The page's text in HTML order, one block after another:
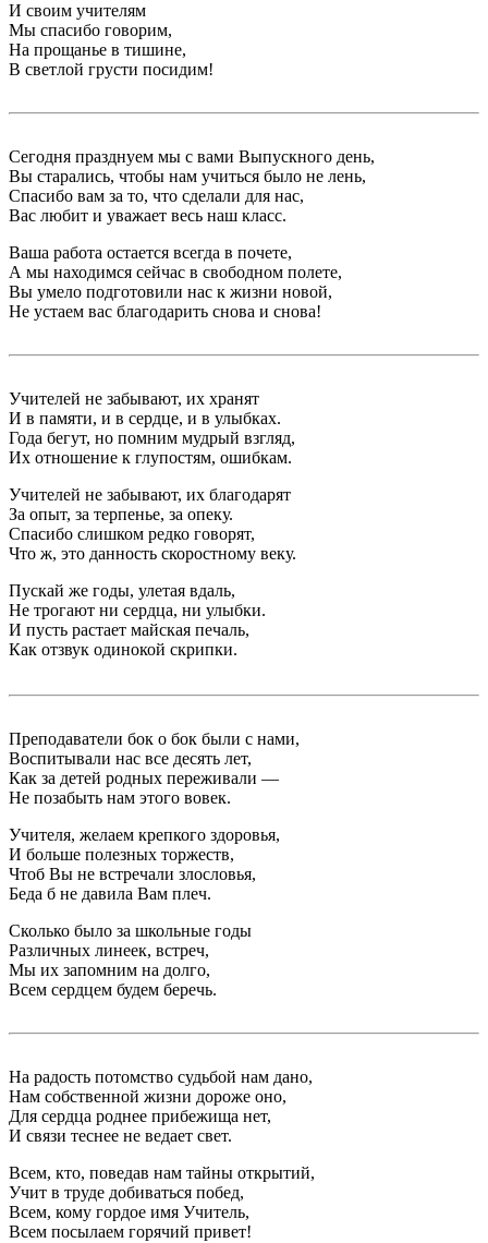
И своим учителям
Мы спасибо говорим,
На прощанье в тишине,
В светлой грусти посидим!
Сегодня празднуем мы с вами Выпускного день,
Вы старались, чтобы нам учиться было не лень,
Спасибо вам за то, что сделали для нас,
Вас любит и уважает весь наш класс.
Ваша работа остается всегда в почете,
А мы находимся сейчас в свободном полете,
Вы умело подготовили нас к жизни новой,
Не устаем вас благодарить снова и снова!
Учителей не забывают, их хранят
И в памяти, и в сердце, и в улыбках.
Года бегут, но помним мудрый взгляд,
Их отношение к глупостям, ошибкам.
Учителей не забывают, их благодарят
За опыт, за терпенье, за опеку.
Спасибо слишком редко говорят,
Что ж, это данность скоростному веку.
Пускай же годы, улетая вдаль,
Не трогают ни сердца, ни улыбки.
И пусть растает майская печаль,
Как отзвук одинокой скрипки.
Преподаватели бок о бок были с нами,
Воспитывали нас все десять лет,
Как за детей родных переживали —
Не позабыть нам этого вовек.
Учителя, желаем крепкого здоровья,
И больше полезных торжеств,
Чтоб Вы не встречали злословья,
Беда б не давила Вам плеч.
Сколько было за школьные годы
Различных линеек, встреч,
Мы их запомним на долго,
Всем сердцем будем беречь.
На радость потомство судьбой нам дано,
Нам собственной жизни дороже оно,
Для сердца роднее прибежища нет,
И связи теснее не ведает свет.
Всем, кто, поведав нам тайны открытий,
Учит в труде добиваться побед,
Всем, кому гордое имя Учитель,
Всем посылаем горячий привет!